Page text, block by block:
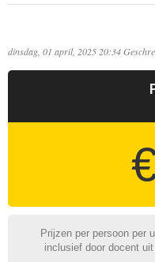
dinsdag, 01 april, 2025 20:34
Prijzen per persoon per
inclusief door docent